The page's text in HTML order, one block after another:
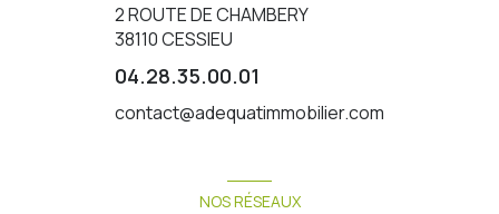
2 ROUTE DE CHAMBERY
38110CESSIEU
04.28.35.00.01
contact@adequatimmobilier.com
NOS RÉSEAUX